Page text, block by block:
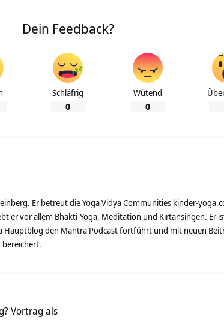
Dein Feedback?
Schläfrig
0
Wütend
0
Er betreut die Yoga Vidya Communities kinder-
er vor allem Bhakti-Yoga, Meditation und Kirtansingen. Er
Hauptblog den Mantra Podcast fortführt und mit neuen
bereichert.
Vortrag als